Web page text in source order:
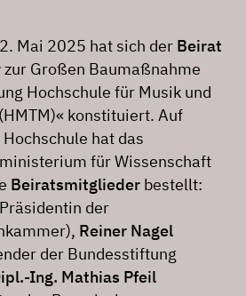
Mai 2025 hat sich der Beirat
zur Großen Baumaßnahme
Hochschule für Musik und
konstituiert. Auf
hat das
für Wissenschaft
Beiratsmitglieder bestellt:
der
Reiner Nagel
der Bundesstiftung
Ing. Mathias Pfeil